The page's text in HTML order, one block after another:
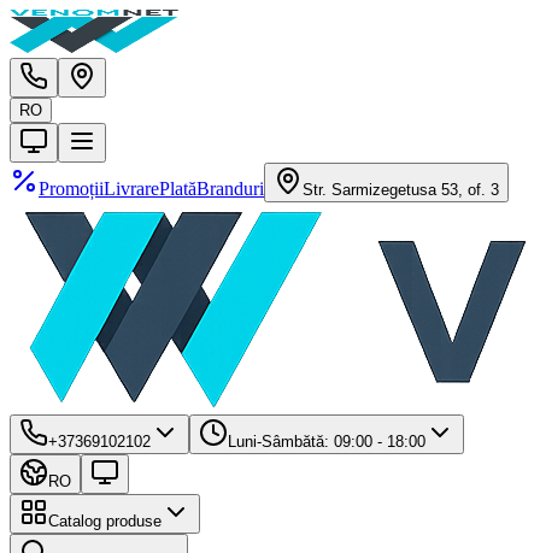
RO
PromoțiiLivrarePlatăBranduri Str. Sarmizegetusa 53, of. 3
+37369102102 Luni-Sâmbătă: 09:00 - 18:00
RO
Catalog produse